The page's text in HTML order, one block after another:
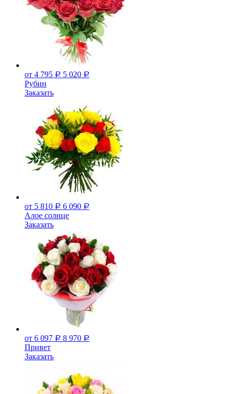
от 4 795 Р 5 020 Р
Рубин
Заказать
от 5 810 Р 6 090 Р
Алое солнце
Заказать
от 6 097 Р 8 970 Р
Привет
Заказать